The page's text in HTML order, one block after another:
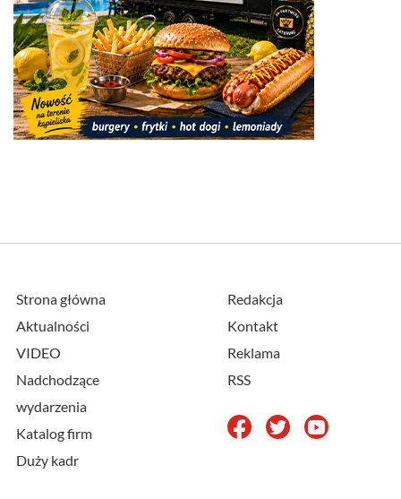
Strona główna
Aktualności
VIDEO
Nadchodzące
wydarzenia
Katalog firm
Duży kadr
Redakcja
Kontakt
Reklama
RSS